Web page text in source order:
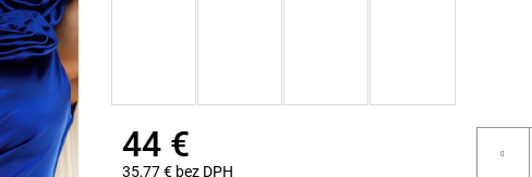
44 €
35,77 € bez DPH